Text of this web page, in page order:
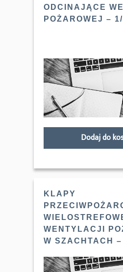
ODCINAJĄCE
POŻAROWEJ –
Dodaj do
KLAPY
WENTYLACJI
W SZACHTACH